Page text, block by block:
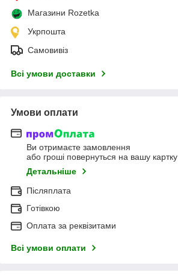
Магазини Rozetka
Укрпошта
Самовивіз
Всі умови доставки
Умови оплати
Ви отримаєте замовлення
або гроші повернуться на вашу картку
Детальніше
Післяплата
Готівкою
Оплата за реквізитами
Всі умови оплати